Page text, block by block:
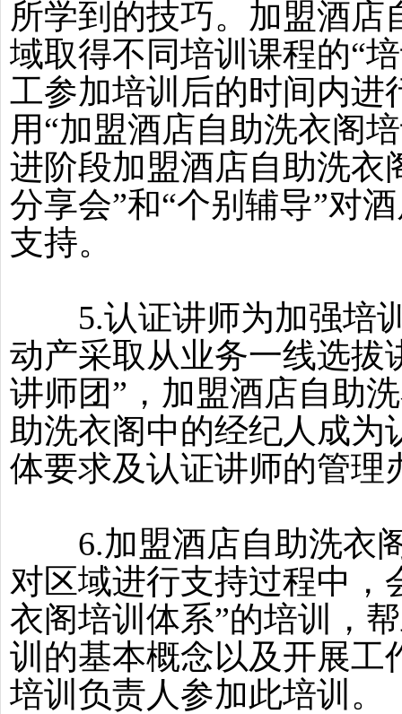
所学到的技巧。加盟酒
域取得不同培训课程的“
工参加培训后的时间内进
用“加盟酒店自助洗衣阁
进阶段加盟酒店自助洗衣
分享会”和“个别辅导”对
支持。
5.认证讲师为加强培训
动产采取从业务一线选拔
讲师团”，加盟酒店自助
助洗衣阁中的经纪人成为
体要求及认证讲师的管理
6.加盟酒店自助洗衣阁
对区域进行支持过程中，
衣阁培训体系”的培训，
训的基本概念以及开展工
培训负责人参加此培训。